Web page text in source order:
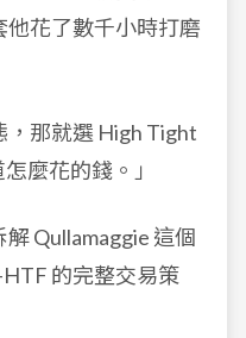
花了數千小時打磨
，那就選 High Tight
麼花的錢。」
Qullamaggie 這個
的完整交易策